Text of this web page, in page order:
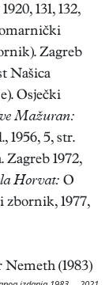
131, 132,
Zagreb
Našica
Osječki
Mažuran:
1956, 5, str.
Zagreb 1972,
Horvat: O
zbornik, 1977,
(1983)